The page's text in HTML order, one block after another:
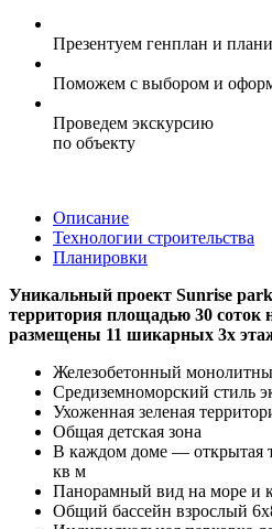
Презентуем генплан и
Поможем с выбором и
Проведем экскурсию
по объекту
Описание
Технологии строительства
Планировки
Уникальный проект Sunrise
территория площадью 30
размещены 11 шикарных 3х
Железобетонный
Средиземноморский стиль
Ухоженная зеленая
Общая детская зона
В каждом доме — открытая
кв м
Панорамный вид на море и
Общий бассейн взрослый